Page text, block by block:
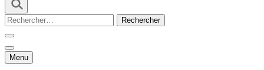
Rechercher :
Menu